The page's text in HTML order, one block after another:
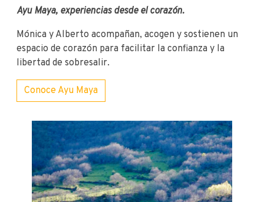
Ayu Maya, experiencias desde el corazón.
Mónica y Alberto acompañan, acogen y sostienen un
espacio de corazón para facilitar la confianza y la
libertad de sobresalir.
Conoce Ayu Maya